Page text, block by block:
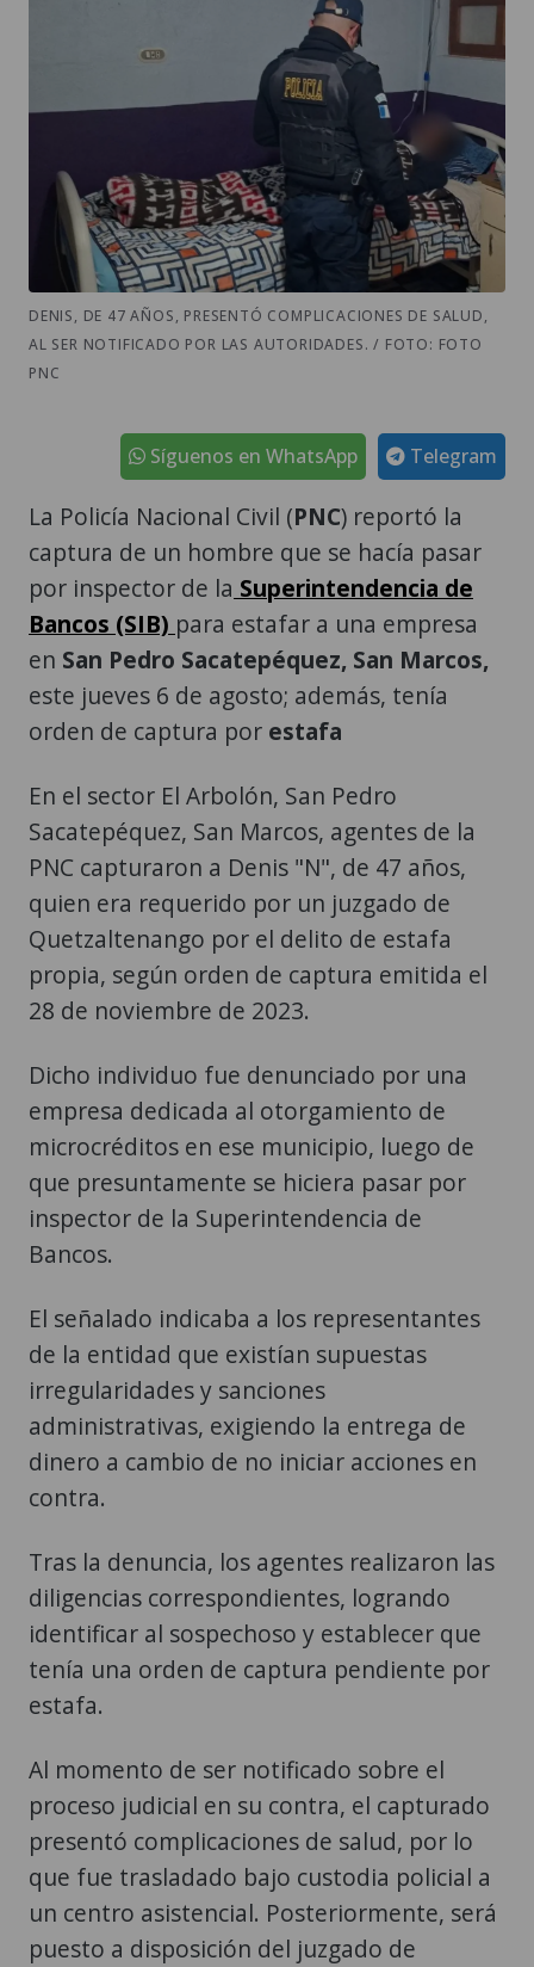
DENIS, DE 47 AÑOS, PRESENTÓ COMPLICACIONES DE SALUD,
AL SER NOTIFICADO POR LAS AUTORIDADES. / FOTO: FOTO
PNC
Telegram
Síguenos en WhatsApp
La Policía Nacional Civil (PNC) reportó la
captura de un hombre que se hacía pasar
por inspector de la Superintendencia de
Bancos (SIB) para estafar a una empresa
en San Pedro Sacatepéquez, San Marcos,
este jueves 6 de agosto; además, tenía
orden de captura por estafa
En el sector El Arbolón, San Pedro
Sacatepéquez, San Marcos, agentes de la
PNC capturaron a Denis "N", de 47 años,
quien era requerido por un juzgado de
Quetzaltenango por el delito de estafa
propia, según orden de captura emitida el
28 de noviembre de 2023.
Dicho individuo fue denunciado por una
empresa dedicada al otorgamiento de
microcréditos en ese municipio, luego de
que presuntamente se hiciera pasar por
inspector de la Superintendencia de
Bancos.
El señalado indicaba a los representantes
de la entidad que existían supuestas
irregularidades y sanciones
administrativas, exigiendo la entrega de
dinero a cambio de no iniciar acciones en
contra.
Tras la denuncia, los agentes realizaron las
diligencias correspondientes, logrando
identificar al sospechoso y establecer que
tenía una orden de captura pendiente por
estafa.
Al momento de ser notificado sobre el
proceso judicial en su contra, el capturado
presentó complicaciones de salud, por lo
que fue trasladado bajo custodia policial a
un centro asistencial. Posteriormente, será
puesto a disposición del juzgado de